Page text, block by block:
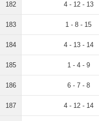
182 4 - 12 - 13
183 1 - 8 - 15
184 4 - 13 - 14
185 1 - 4 - 9
186 6 - 7 - 8
187 4 - 12 - 14